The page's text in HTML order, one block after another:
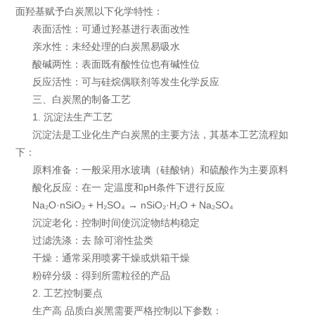
面羟基赋予白炭黑以下化学特性：
表面活性：可通过羟基进行表面改性
亲水性：未经处理的白炭黑易吸水
酸碱两性：表面既有酸性位也有碱性位
反应活性：可与硅烷偶联剂等发生化学反应
三、白炭黑的制备工艺
1. 沉淀法生产工艺
沉淀法是工业化生产白炭黑的主要方法，其基本工艺流程如
下：
原料准备：一般采用水玻璃（硅酸钠）和硫酸作为主要原料
酸化反应：在一 定温度和pH条件下进行反应
Na₂O·nSiO₂ + H₂SO₄ → nSiO₂·H₂O + Na₂SO₄
沉淀老化：控制时间使沉淀物结构稳定
过滤洗涤：去 除可溶性盐类
干燥：通常采用喷雾干燥或烘箱干燥
粉碎分级：得到所需粒径的产品
2. 工艺控制要点
生产高 品质白炭黑需要严格控制以下参数：